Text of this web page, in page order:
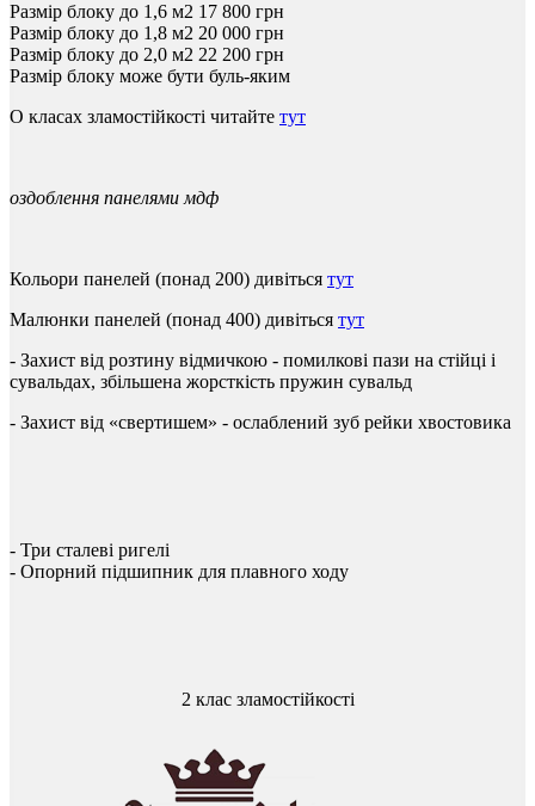
Размір блоку до 1,6 м2 17 800 грн
Размір блоку до 1,8 м2 20 000 грн
Размір блоку до 2,0 м2 22 200 грн
Размір блоку може бути буль-яким
О класах зламостійкості читайте тут
оздоблення панелями мдф
Кольори панелей (понад 200) дивіться тут
Малюнки панелей (понад 400) дивіться тут
- Захист від розтину відмичкою - помилкові пази на стійці і
сувальдах, збільшена жорсткість пружин сувальд
- Захист від «свертишем» - ослаблений зуб рейки хвостовика
- Три сталеві ригелі
- Опорний підшипник для плавного ходу
2 клас зламостійкості